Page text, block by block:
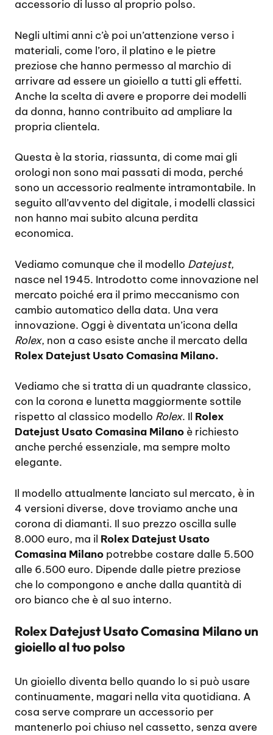
accessorio di lusso al proprio polso.
Negli ultimi anni c’è poi un’attenzione verso i
materiali, come l’oro, il platino e le pietre
preziose che hanno permesso al marchio di
arrivare ad essere un gioiello a tutti gli effetti.
Anche la scelta di avere e proporre dei modelli
da donna, hanno contribuito ad ampliare la
propria clientela.
Questa è la storia, riassunta, di come mai gli
orologi non sono mai passati di moda, perché
sono un accessorio realmente intramontabile. In
seguito all’avvento del digitale, i modelli classici
non hanno mai subito alcuna perdita
economica.
Vediamo comunque che il modello Datejust,
nasce nel 1945. Introdotto come innovazione nel
mercato poiché era il primo meccanismo con
cambio automatico della data. Una vera
innovazione. Oggi è diventata un’icona della
Rolex, non a caso esiste anche il mercato della
Rolex Datejust Usato Comasina Milano.
Vediamo che si tratta di un quadrante classico,
con la corona e lunetta maggiormente sottile
rispetto al classico modello Rolex. Il Rolex
Datejust Usato Comasina Milano è richiesto
anche perché essenziale, ma sempre molto
elegante.
Il modello attualmente lanciato sul mercato, è in
4 versioni diverse, dove troviamo anche una
corona di diamanti. Il suo prezzo oscilla sulle
8.000 euro, ma il Rolex Datejust Usato
Comasina Milano potrebbe costare dalle 5.500
alle 6.500 euro. Dipende dalle pietre preziose
che lo compongono e anche dalla quantità di
oro bianco che è al suo interno.
Rolex Datejust Usato Comasina Milano un
gioiello al tuo polso
Un gioiello diventa bello quando lo si può usare
continuamente, magari nella vita quotidiana. A
cosa serve comprare un accessorio per
mantenerlo poi chiuso nel cassetto, senza avere